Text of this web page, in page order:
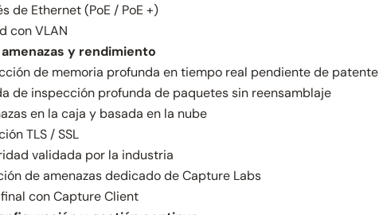
de Ethernet (PoE / PoE +)
con VLAN
y rendimiento
de memoria profunda en tiempo real pendiente de patente
de inspección profunda de paquetes sin reensamblaje
en la caja y basada en la nube
TLS / SSL
validada por la industria
de amenazas dedicado de Capture Labs
con Capture Client